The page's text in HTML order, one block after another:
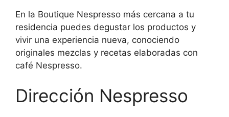
En la Boutique Nespresso más cercana a tu
residencia puedes degustar los productos y
vivir una experiencia nueva, conociendo
originales mezclas y recetas elaboradas con
café Nespresso.
Dirección Nespresso